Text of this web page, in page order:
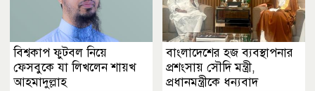
বিশ্বকাপ ফুটবল নিয়ে
ফেসবুকে যা লিখলেন শায়খ
আহমাদুল্লাহ
বাংলাদেশের হজ ব্যবস্থাপনার
প্রশংসায় সৌদি মন্ত্রী,
প্রধানমন্ত্রীকে ধন্যবাদ